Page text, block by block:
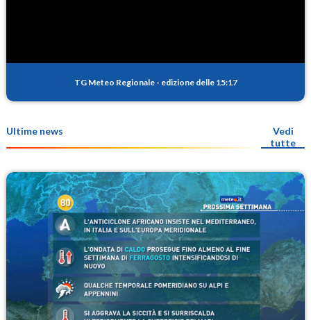
TG Meteo Regionale - edizione delle 15:17
Ultime news
Vedi
tutte